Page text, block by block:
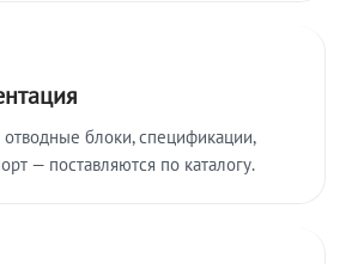
блоки, спецификации,
— поставляются по каталогу.